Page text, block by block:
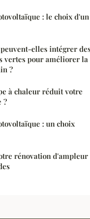
: le choix d'un
elles intégrer
vertes pour améliorer la
?
à chaleur réduit votre
?
: un choix
rénovation d'ampleur